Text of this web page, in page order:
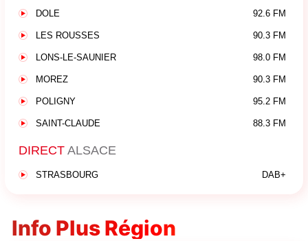
DOLE 92.6 FM
LES ROUSSES 90.3 FM
LONS-LE-SAUNIER 98.0 FM
MOREZ 90.3 FM
POLIGNY 95.2 FM
SAINT-CLAUDE 88.3 FM
DIRECT ALSACE
STRASBOURG DAB+
Info Plus Région